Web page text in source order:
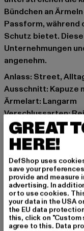
Bündchen an
Passform, während
Schutz bietet.
Unternehmungen
angenehm.
Anlass: Street,
Ausschnitt: Kapuze
Ärmelart: Langarm
Verschlussarten:
Muster: Unifarben
Details:
Schnitt: Normal
Marke: Urban
Kat.:
Farbe: schwarz
Hersteller Farbe:
Art.Nr: TB147-00050
GREAT
HERE!
DefShop uses
save your
provide and
advertising. In
or to use cookies.
your data in the USA
the EU data
this, click on "Custom
agree to this. Data